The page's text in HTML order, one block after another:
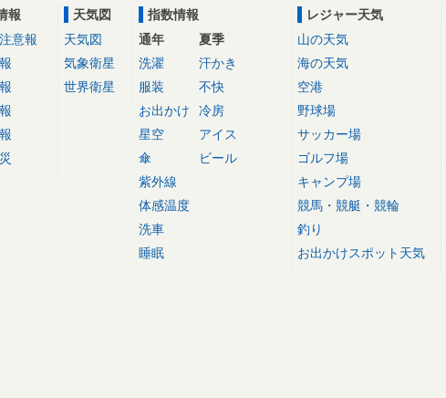
報
意報
天気図
天気図
気象衛星
世界衛星
指数情報
通年
洗濯
服装
お出かけ
星空
傘
紫外線
体感温度
洗車
睡眠
夏季
汗かき
不快
冷房
アイス
ビール
レジャー天気
山の天気
海の天気
空港
野球場
サッカー場
ゴルフ場
キャンプ場
競馬・競艇・競輪
釣り
お出かけスポット天気